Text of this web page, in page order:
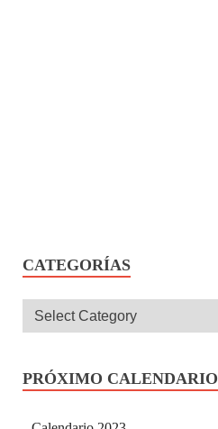
CATEGORÍAS
PRÓXIMO CALENDARIO